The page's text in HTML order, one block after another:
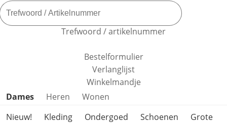
Trefwoord / artikelnummer
Bestelformulier
Verlanglijst
Winkelmandje
Productcategorieën overslaan
Dames Heren
Wonen
Nieuw!
Kleding Ondergoed Schoenen
Grote